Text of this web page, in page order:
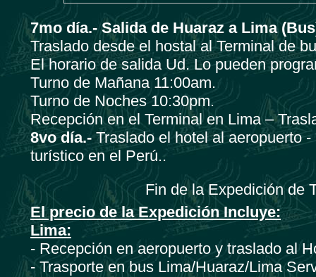
7mo día.- Salida de Huaraz a Lima
Traslado desde el hostal al Terminal de
El horario de salida Ud. Lo pueden
Turno de Mañana 11:00am.
Turno de Noches 10:30pm.
Recepción en el Terminal en Lima –
8vo día.-Traslado el hotel al aeropuerto
turístico en el Perú..
Fin de la Expedición de
El precio de la Expedición Incluye:
Lima:
- Recepción en aeropuerto y traslado al
- Trasporte en bus Lima/Huaraz/Lima